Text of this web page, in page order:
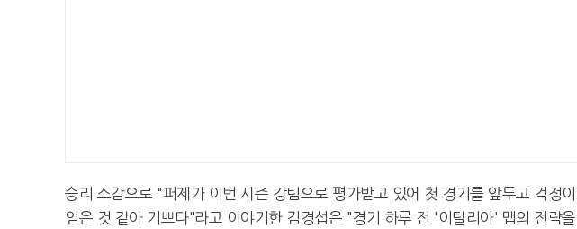
승리 소감으로 "퍼제가 이번 시즌 강팀으로 평가받고 있어 첫 경기를 앞두고 걱정
얻은 것 같아 기쁘다"라고 이야기한 김경섭은 "경기 하루 전 '이탈리아' 맵의 전략